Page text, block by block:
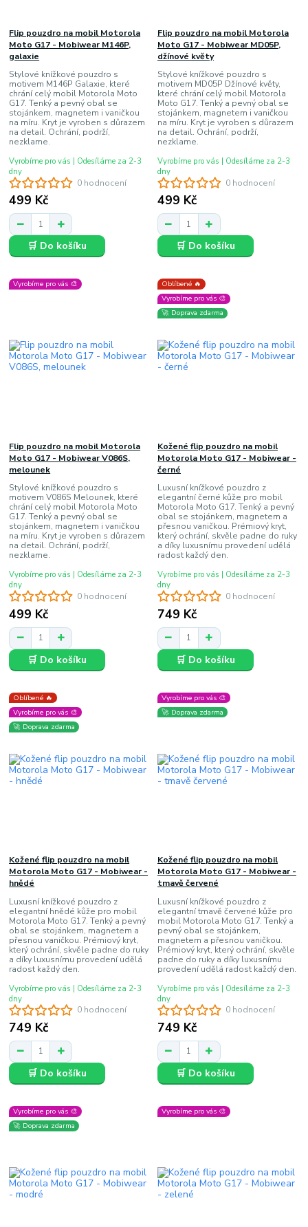
0 hodnocení
Flip pouzdro na mobil Motorola
Moto G17 - Mobiwear M146P,
galaxie
Stylové knížkové pouzdro s
motivem M146P Galaxie, které
chrání celý mobil Motorola Moto
G17. Tenký a pevný obal se
stojánkem, magnetem i vaničkou
na míru. Kryt je vyroben s důrazem
na detail. Ochrání, podrží,
nezklame.
499 Kč
Vyrobíme pro vás | Odesíláme za 2-3
dny
🛒 Do košíku
0 hodnocení
Flip pouzdro na mobil Motorola
Moto G17 - Mobiwear MD05P,
džínové květy
Stylové knížkové pouzdro s
motivem MD05P Džínové květy,
které chrání celý mobil Motorola
Moto G17. Tenký a pevný obal se
stojánkem, magnetem i vaničkou
na míru. Kryt je vyroben s důrazem
na detail. Ochrání, podrží,
nezklame.
499 Kč
Vyrobíme pro vás | Odesíláme za 2-3
dny
🛒 Do košíku
Vyrobíme pro vás 🎨
0 hodnocení
Flip pouzdro na mobil Motorola
Moto G17 - Mobiwear V086S,
melounek
Stylové knížkové pouzdro s
motivem V086S Melounek, které
chrání celý mobil Motorola Moto
G17. Tenký a pevný obal se
stojánkem, magnetem i vaničkou
na míru. Kryt je vyroben s důrazem
na detail. Ochrání, podrží,
nezklame.
499 Kč
Vyrobíme pro vás | Odesíláme za 2-3
dny
🛒 Do košíku
Oblíbené 🔥
Vyrobíme pro vás 🎨
🚀 Doprava zdarma
0 hodnocení
Kožené flip pouzdro na mobil
Motorola Moto G17 - Mobiwear -
černé
Luxusní knížkové pouzdro z
elegantní černé kůže pro mobil
Motorola Moto G17. Tenký a pevný
obal se stojánkem, magnetem a
přesnou vaničkou. Prémiový kryt,
který ochrání, skvěle padne do ruky
a díky luxusnímu provedení udělá
radost každý den.
749 Kč
Vyrobíme pro vás | Odesíláme za 2-3
dny
🛒 Do košíku
Oblíbené 🔥
Vyrobíme pro vás 🎨
🚀 Doprava zdarma
0 hodnocení
Kožené flip pouzdro na mobil
Motorola Moto G17 - Mobiwear -
hnědé
Luxusní knížkové pouzdro z
elegantní hnědé kůže pro mobil
Motorola Moto G17. Tenký a pevný
obal se stojánkem, magnetem a
přesnou vaničkou. Prémiový kryt,
který ochrání, skvěle padne do ruky
a díky luxusnímu provedení udělá
radost každý den.
749 Kč
Vyrobíme pro vás | Odesíláme za 2-3
dny
🛒 Do košíku
Vyrobíme pro vás 🎨
🚀 Doprava zdarma
0 hodnocení
Kožené flip pouzdro na mobil
Motorola Moto G17 - Mobiwear -
tmavě červené
Luxusní knížkové pouzdro z
elegantní tmavě červené kůže pro
mobil Motorola Moto G17. Tenký a
pevný obal se stojánkem,
magnetem a přesnou vaničkou.
Prémiový kryt, který ochrání, skvěle
padne do ruky a díky luxusnímu
provedení udělá radost každý den.
749 Kč
Vyrobíme pro vás | Odesíláme za 2-3
dny
🛒 Do košíku
Vyrobíme pro vás 🎨
🚀 Doprava zdarma
Vyrobíme pro vás 🎨